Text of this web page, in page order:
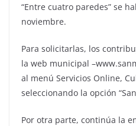
“Entre cuatro paredes” se
noviembre.
Para solicitarlas, los
la web municipal
al menú Servicios Online,
seleccionando la opción
Por otra parte, continúa la